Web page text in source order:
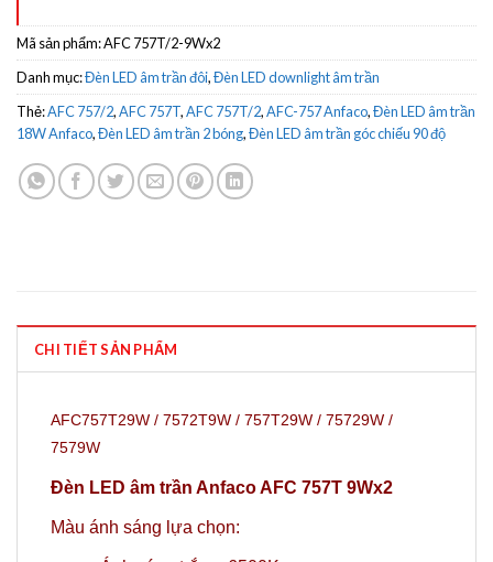
Mã sản phẩm:AFC 757T/2-9Wx2
Danh mục:Đèn LED âm trần đôi,Đèn LED downlight âm trần
Thẻ:AFC 757/2,AFC 757T,AFC 757T/2,AFC-757 Anfaco,Đèn LED âm trần
18W Anfaco,Đèn LED âm trần 2 bóng,Đèn LED âm trần góc chiếu 90 độ
CHI TIẾT SẢN PHẨM
AFC757T29W / 7572T9W / 757T29W / 75729W /
7579W
Đèn LED âm trần Anfaco AFC 757T 9Wx2
Màu ánh sáng lựa chọn: